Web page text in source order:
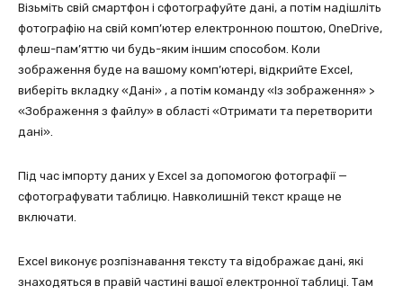
Візьміть свій смартфон і сфотографуйте дані, а потім надішліть
фотографію на свій комп’ютер електронною поштою, OneDrive,
флеш-пам’яттю чи будь-яким іншим способом. Коли
зображення буде на вашому комп’ютері, відкрийте Excel,
виберіть вкладку «Дані» , а потім команду «Із зображення» >
«Зображення з файлу» в області «Отримати та перетворити
дані».
Під час імпорту даних у Excel за допомогою фотографії —
сфотографувати таблицю. Навколишній текст краще не
включати.
Excel виконує розпізнавання тексту та відображає дані, які
знаходяться в правій частині вашої електронної таблиці. Там